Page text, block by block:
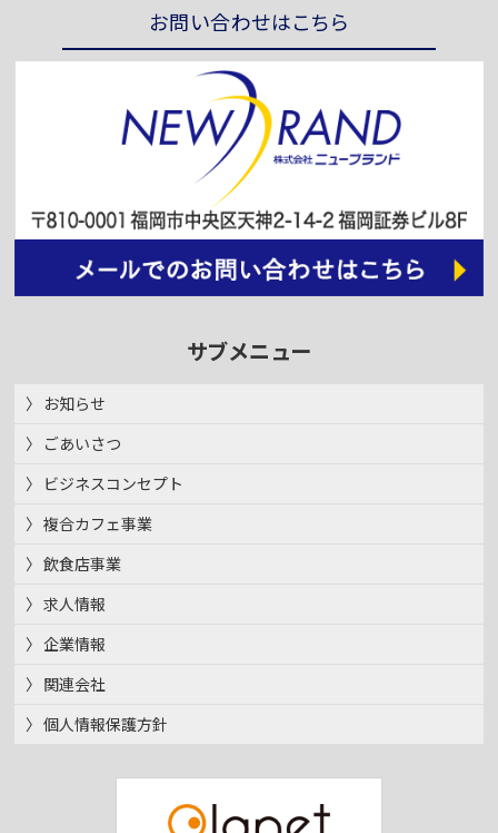
お問い合わせはこちら
サブメニュー
お知らせ
ごあいさつ
ビジネスコンセプト
複合カフェ事業
飲食店事業
求人情報
企業情報
関連会社
個人情報保護方針